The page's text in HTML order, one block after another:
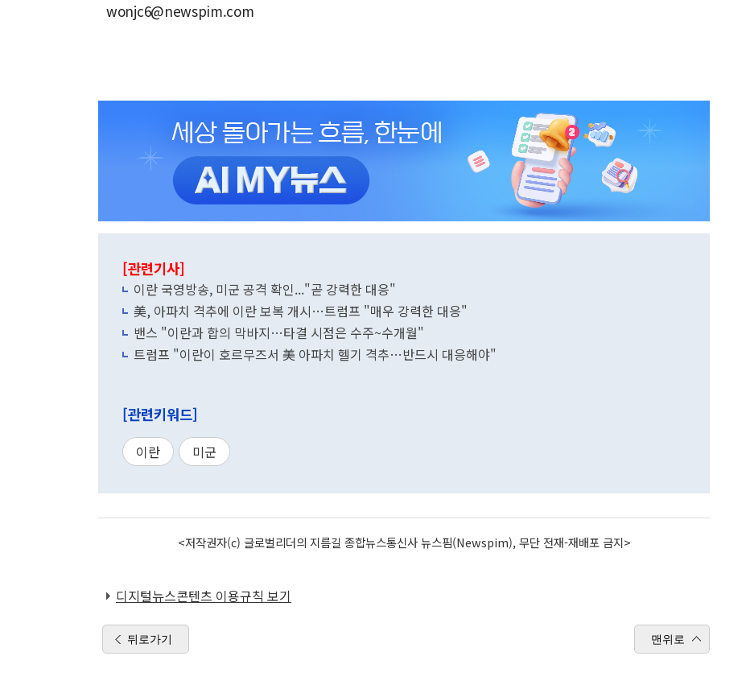
wonjc6@newspim.com
[관련기사]
이란 국영방송, 미군 공격 확인..."곧 강력한 대응"
美, 아파치 격추에 이란 보복 개시…트럼프 "매우 강력한 대응"
밴스 "이란과 합의 막바지…타결 시점은 수주~수개월"
트럼프 "이란이 호르무즈서 美 아파치 헬기 격추…반드시 대응해야"
[관련키워드]
이란 미군
<저작권자(c) 글로벌리더의 지름길 종합뉴스통신사 뉴스핌(Newspim), 무단 전재-재배포 금지>
디지털뉴스콘텐츠 이용규칙 보기
뒤로가기 맨위로